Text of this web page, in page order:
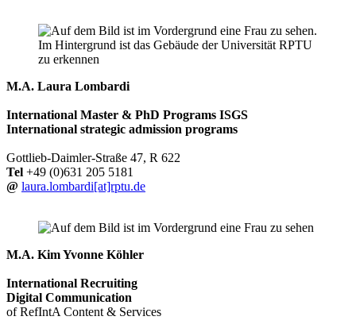
M.A. Laura Lombardi
International Master & PhD Programs ISGS
International strategic admission programs
Gottlieb-Daimler-Straße 47, R 622
Tel +49 (0)631 205 5181
@ laura.lombardi[at]rptu.de
M.A. Kim Yvonne Köhler
International Recruiting
Digital Communication
of RefIntA Content & Services